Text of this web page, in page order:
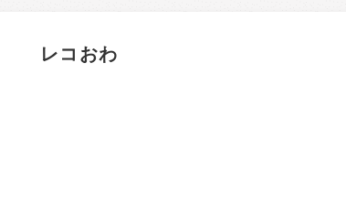
レコおわ